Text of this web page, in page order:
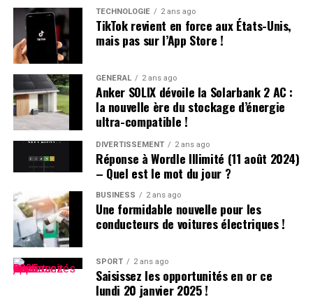
Réponses aux Interrogations Soulevées par les
Législateurs
Lors d’une récente séance au Conseil législatif, plusieurs
questions ont été posées concernant les initiatives du
gouvernement :
inspiration des Politiques Étrangères :
le gouvernement s’engage à s’inspirer des politiques
mises en œuvre dans d’autres régions tout en tenant
compte des spécificités locales. Des exemples incluent
l’innovation dans le secteur sportif et la création d’un
système moderne qui favorise la consommation liée au
sport.
Établissement d’Indicateurs de Performance :
TECHNOLOGIE 2 ans ago
TikTok revient en force aux États-Unis,
mais pas sur l’App Store !
GÉNÉRAL 2 ans ago
Anker SOLIX dévoile la Solarbank 2 AC :
la nouvelle ère du stockage d’énergie
ultra-compatible !
DIVERTISSEMENT 2 ans ago
Réponse à Wordle Illimité (11 août 2024)
– Quel est le mot du jour ?
BUSINESS 2 ans ago
Une formidable nouvelle pour les
conducteurs de voitures électriques !
SPORT 2 ans ago
Saisissez les opportunités en or ce
lundi 20 janvier 2025 !